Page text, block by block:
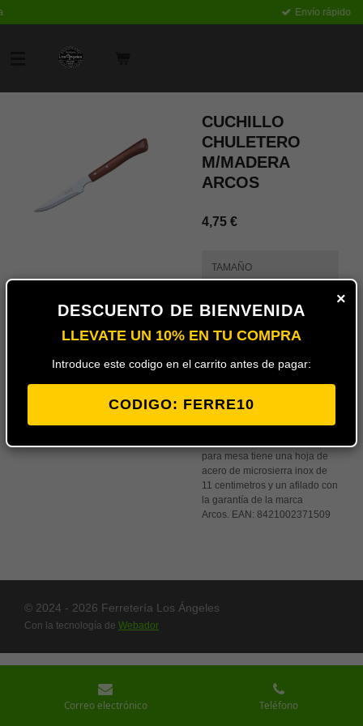
Envío rápido
CUCHILLO
CHULETERO
M/MADERA
ARCOS
4,75 €
TAMAÑO
al
carrito
Cuchillo chuletero Arcos con
para mesa tiene una hoja de
acero de microsierra inox de
11 centimetros y un afilado con
la garantía de la marca
Arcos. EAN: 8421002371509
© 2024 - 2026 Ferretería Los Ángeles
Con la tecnología de Webador
Correo electrónico Teléfono
×
DESCUENTO DE BIENVENIDA
LLEVATE UN 10% EN TU COMPRA
Introduce este codigo en el carrito antes de pagar:
CODIGO: FERRE10